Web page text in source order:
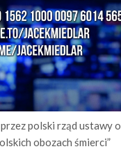
polski rząd ustawy
obozach śmierci”